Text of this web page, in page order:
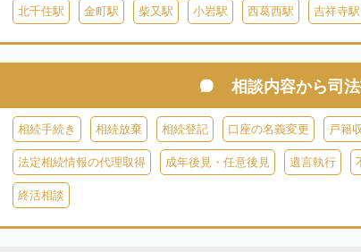
北千住駅 金町駅 柴又駅 小岩駅 西葛西駅 吉祥寺駅
相談内容から司
相続手続き 相続放棄 相続登記 口座の名義変更 戸籍
法定相続情報の代理取得 成年後見・任意後見 遺言執行
終活相談